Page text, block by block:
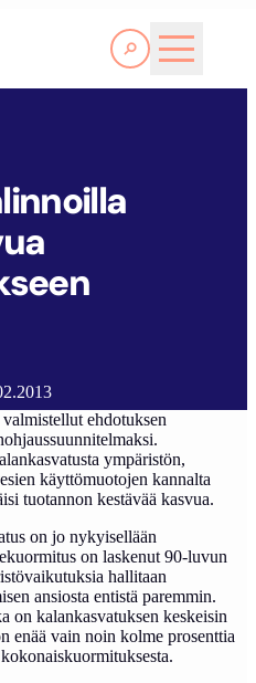
Lue lisää
ehdotuksen
ympäristön,
käyttömuotojen kannalta
tuotannon kestävää kasvua.
on jo nykyisellään
on laskenut 90-luvun
hallitaan
ansiosta entistä paremmin.
on kalankasvatuksen keskeisin
enää vain noin kolme prosenttia